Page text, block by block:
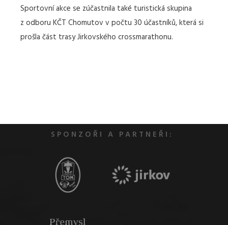
Sportovní akce se zúčastnila také turistická skupina
z odboru KČT Chomutov v počtu 30 účastníků, která si
prošla část trasy Jirkovského crossmarathonu.
SPONZOŘI A PARTNEŘI: